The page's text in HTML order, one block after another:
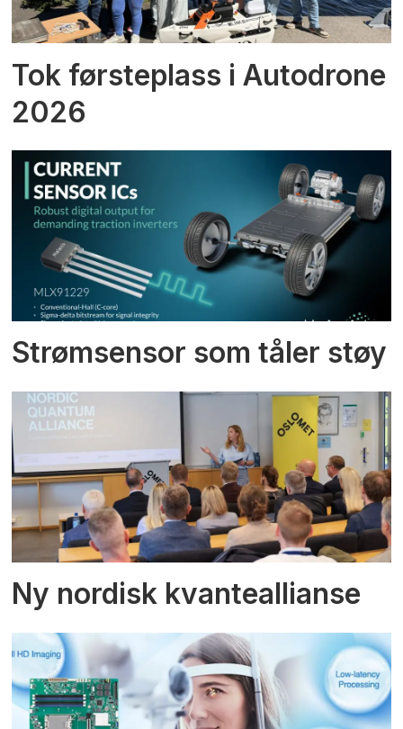
Tok førsteplass i Autodrone
2026
Strømsensor som tåler støy
Ny nordisk kvanteallianse